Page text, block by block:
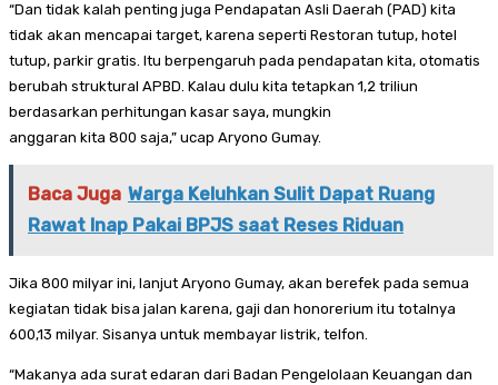
“Dan tidak kalah penting juga Pendapatan Asli Daerah (PAD) kita
tidak akan mencapai target, karena seperti Restoran tutup, hotel
tutup, parkir gratis. Itu berpengaruh pada pendapatan kita, otomatis
berubah struktural APBD. Kalau dulu kita tetapkan 1,2 triliun
berdasarkan perhitungan kasar saya, mungkin
anggaran kita 800 saja,” ucap Aryono Gumay.
Baca Juga Warga Keluhkan Sulit Dapat Ruang
Rawat Inap Pakai BPJS saat Reses Riduan
Jika 800 milyar ini, lanjut Aryono Gumay, akan berefek pada semua
kegiatan tidak bisa jalan karena, gaji dan honorerium itu totalnya
600,13 milyar. Sisanya untuk membayar listrik, telfon.
“Makanya ada surat edaran dari Badan Pengelolaan Keuangan dan